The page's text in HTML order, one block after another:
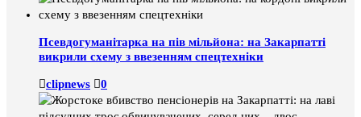
Псевдогуманітарка на пів мільйона: на Закарпатті
викрили схему з ввезенням спецтехніки
clipnews 0